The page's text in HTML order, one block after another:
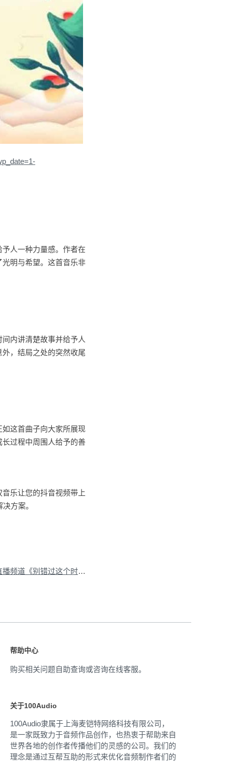
人一种力量感。作者在
明与希望。这首音乐非
内讲清楚故事并给予人
，结局之处的突然收尾
这首曲子向大家所展现
过程中周围人给予的善
乐让您的抖音视频带上
方案。
下一篇：新浪新闻直播频道《别错过这个时代的名场面》音乐授权
帮助中心
购买相关问题自助查询或咨询在线客服。
关于100Audio
100Audio隶属于上海麦铠特网络科技有限公司，
是一家既致力于音频作品创作，也热衷于帮助来自
世界各地的创作者传播他们的灵感的公司。我们的
理念是通过互帮互助的形式来优化音频制作者们的